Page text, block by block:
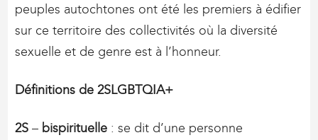
peuples autochtones ont été les premiers à édifier
sur ce territoire des collectivités où la diversité
sexuelle et de genre est à l’honneur.
Définitions de 2SLGBTQIA+
2S – bispirituelle : se dit d’une personne